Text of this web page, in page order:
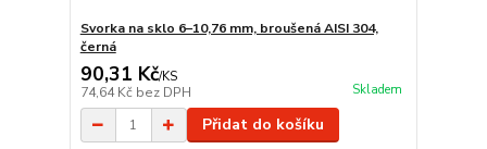
Svorka na sklo 6–10,76 mm, broušená AISI 304,
černá
90,31 Kč/KS
74,64 Kč bez DPH Skladem
Přidat do košíku